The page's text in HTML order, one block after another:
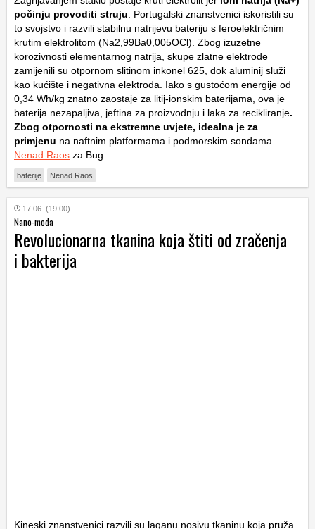
počinju provoditi struju . Portugalski znanstvenici iskoristili su
to svojstvo i razvili stabilnu natrijevu bateriju s feroelektričnim
krutim elektrolitom (Na2 99Ba0 005OCl). Zbog izuzetne
korozivnosti elementarnog natrija, skupe zlatne elektrode
zamijenili su otpornom slitinom inkonel 625, dok aluminij služi
kao kućište i negativna elektroda. Iako s gustoćom energije od
0,34 Wh/kg znatno zaostaje za litij-ionskim baterijama, ova je
baterija nezapaljiva, jeftina za proizvodnju i laka za recikliranje.
Zbog otpornosti na ekstremne uvjete, idealna je za
primjenu na naftnim platformama i podmorskim sondama.
Nenad Raos za Bug
baterije Nenad Raos
17.06. (19:00)
Nano-moda
Revolucionarna tkanina koja štiti od zračenja
i bakterija
Kineski znanstvenici razvili su laganu nosivu tkaninu koja pruža